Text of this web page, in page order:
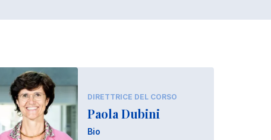
DIRETTRICE DEL CORSO
Paola Dubini
Bio